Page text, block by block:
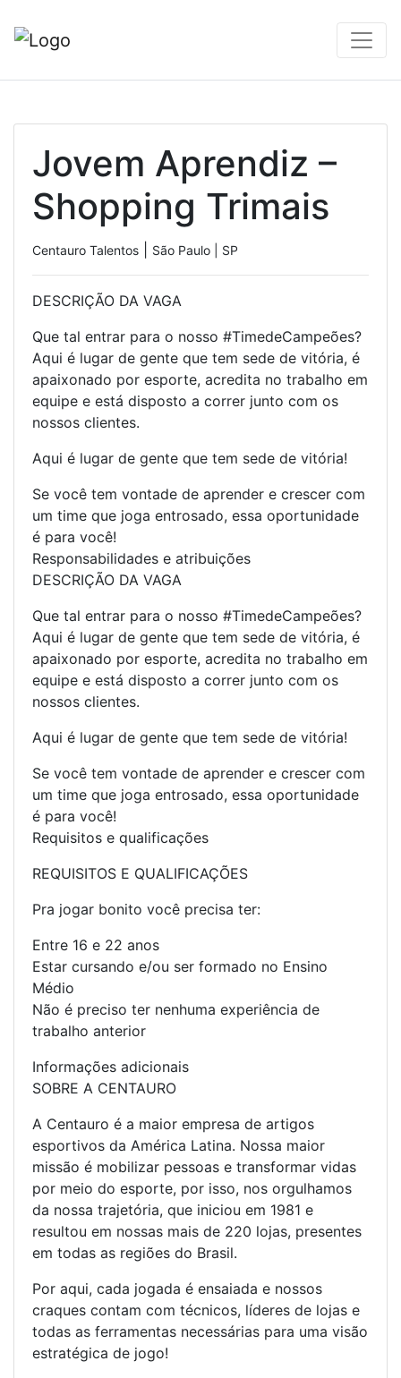
Jovem Aprendiz –
Shopping Trimais
Centauro Talentos São Paulo | SP
DESCRIÇÃO DA VAGA
Que tal entrar para o nosso #TimedeCampeões?
Aqui é lugar de gente que tem sede de vitória, é
apaixonado por esporte, acredita no trabalho em
equipe e está disposto a correr junto com os
nossos clientes.
Aqui é lugar de gente que tem sede de vitória!
Se você tem vontade de aprender e crescer com
um time que joga entrosado, essa oportunidade
é para você!
Responsabilidades e atribuições
DESCRIÇÃO DA VAGA
Que tal entrar para o nosso #TimedeCampeões?
Aqui é lugar de gente que tem sede de vitória, é
apaixonado por esporte, acredita no trabalho em
equipe e está disposto a correr junto com os
nossos clientes.
Aqui é lugar de gente que tem sede de vitória!
Se você tem vontade de aprender e crescer com
um time que joga entrosado, essa oportunidade
é para você!
Requisitos e qualificações
REQUISITOS E QUALIFICAÇÕES
Pra jogar bonito você precisa ter:
Entre 16 e 22 anos
Estar cursando e/ou ser formado no Ensino
Médio
Não é preciso ter nenhuma experiência de
trabalho anterior
Informações adicionais
SOBRE A CENTAURO
A Centauro é a maior empresa de artigos
esportivos da América Latina. Nossa maior
missão é mobilizar pessoas e transformar vidas
por meio do esporte, por isso, nos orgulhamos
da nossa trajetória, que iniciou em 1981 e
resultou em nossas mais de 220 lojas, presentes
em todas as regiões do Brasil.
Por aqui, cada jogada é ensaiada e nossos
craques contam com técnicos, líderes de lojas e
todas as ferramentas necessárias para uma visão
estratégica de jogo!